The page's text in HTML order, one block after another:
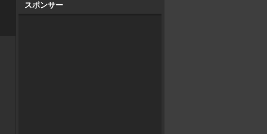
スポンサー